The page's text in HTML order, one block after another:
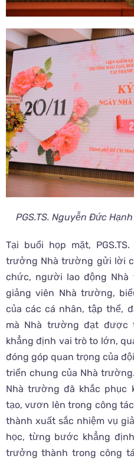
PGS.TS. Nguyễn Đức
Tại buổi họp mặt,
trưởng Nhà trường gửi lời
chức, người lao động
giảng viên Nhà trường,
của các cá nhân, tập thể,
mà Nhà trường đạt được
khẳng định vai trò to lớn,
đóng góp quan trọng của
triển chung của Nhà
Nhà trường đã khắc phục
tạo, vươn lên trong công
thành xuất sắc nhiệm vụ
học, từng bước khẳng
trưởng thành trong công